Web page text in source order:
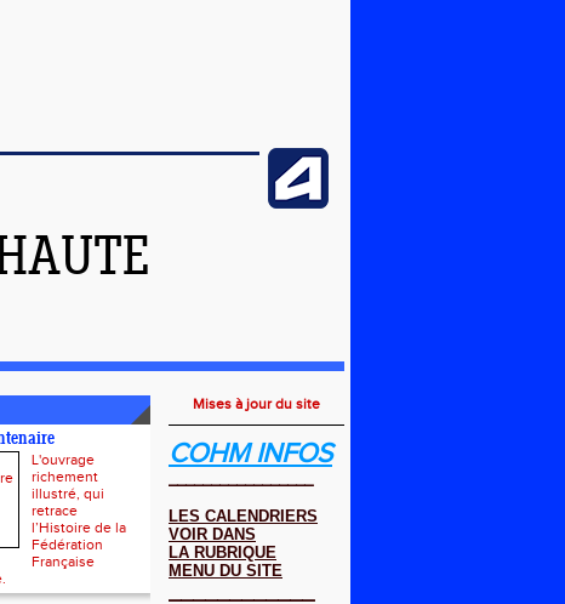
L'ouvrage
richement
illustré, qui
retrace
l’Histoire de la
Fédération
Française
Mises à jour du site
COHM INFOS
_________________
LES CALENDRIERS
VOIR DANS
LA RUBRIQUE
MENU DU SITE